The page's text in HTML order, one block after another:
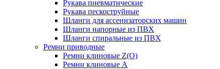
Рукава пневматические
Рукава пескоструйные
Шланги для ассенизаторских машин
Шланги напорные из ПВХ
Шланги спиральные из ПВХ
Ремни приводные
Ремни клиновые Z(О)
Ремни клиновые А